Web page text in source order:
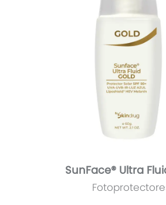
SunFace® Ultra